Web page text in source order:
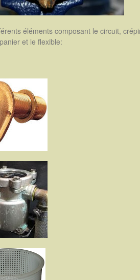
éléments composant le circuit,
et le flexible: